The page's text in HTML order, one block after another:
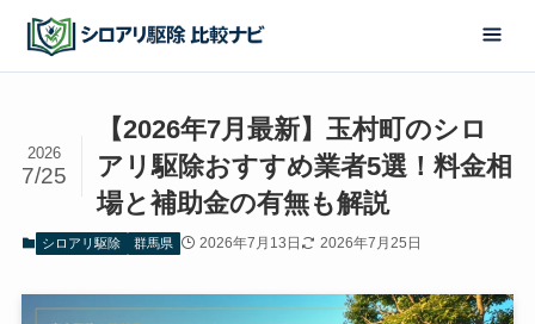
【2026年7月最新】玉村町のシロ
アリ駆除おすすめ業者5選！料金相
場と補助金の有無も解説
2026
7/25
シロアリ駆除 群馬県 2026年7月13日 2026年7月25日